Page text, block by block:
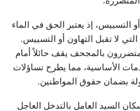
التسييس، إذ يعتبر الحق في الماء
لا تقبل التهاون أو التسييس.
بالمجحف يقف حائلاً أمام
الأساسية، مما يطرح تساؤلات
بضمان حقوق المواطنين.
السيد العامل بالتدخل العاجل